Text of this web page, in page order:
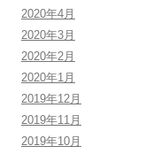
2020年4月
2020年3月
2020年2月
2020年1月
2019年12月
2019年11月
2019年10月